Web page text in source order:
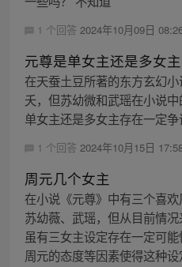
1 个回答 2024年10月09日
元尊是单女主还是多女主
在天蚕土豆所著的东方玄幻
夭，但苏幼微和武瑶在小说
单女主还是多女主存在一定争
1 个回答 2024年10月15日
周元几个女主
在小说《元尊》中有三个喜欢
苏幼薇、武瑶，但从目前情况
虽有三女主设定存在一定可
周元的态度等因素使得这种设